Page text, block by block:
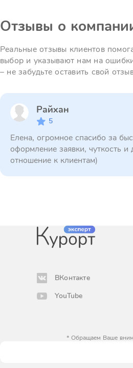
Отзывы о
Реальные отзывы клиентов
выбор и указывают нам на
– не забудьте оставить свой
Райхан
5
Елена, огромное спасибо за
оформление заявки, чуткость и
отношение к клиентам)
ВКонтакте
YouTube
* Обращаем Ваше